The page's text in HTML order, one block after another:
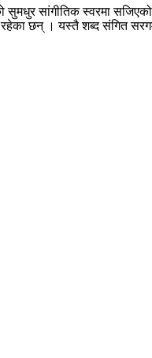
सांगीतिक स्वरमा
रहेका छन् । यस्तै शब्द संगित